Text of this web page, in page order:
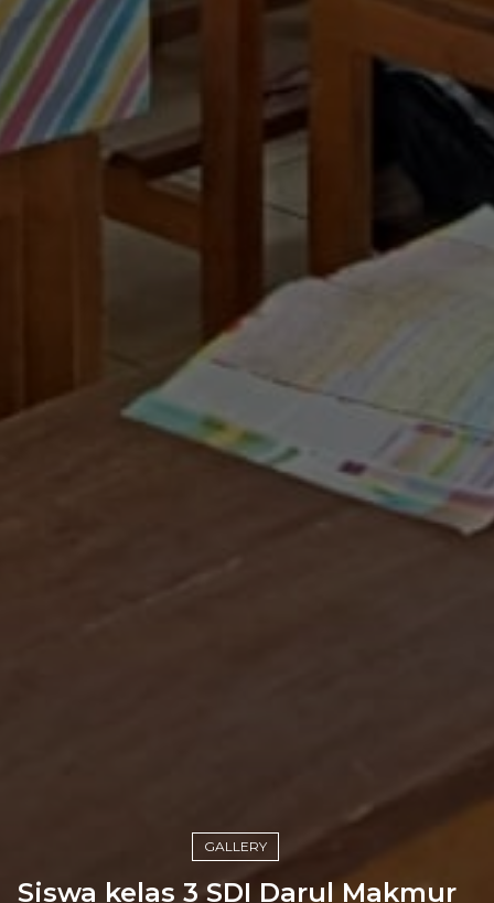
GALLERY
Siswa kelas 3 SDI Darul Makmur